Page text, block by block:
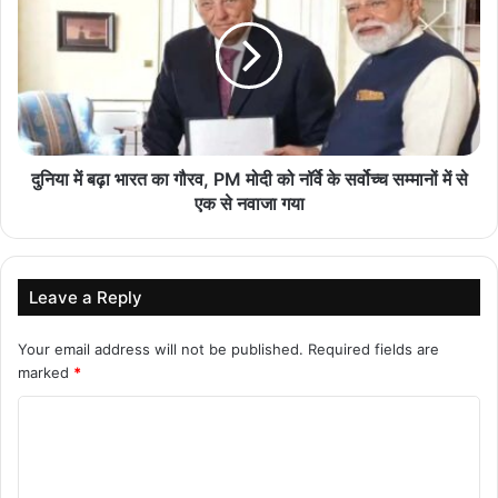
एक किलो का ट्यूमर निकाल महिला को दिया नया जीवन
August 6, 2026
धमतरी की बेटी ने कौशल विकास के दम पर रची सफलता की
नई इबारत, स्वतंत्रता दिवस समारोह में होंगी शामिल
August 6, 2026
August 6, 2026
भविष्य के लिए प्रतिबद्ध
दुनिया में बढ़ा भारत का गौरव, PM मोदी को नॉर्वे के सर्वोच्च सम्मानों में से
एक से नवाजा गया
Leave a Reply
Your email address will not be published. Required fields are
marked *